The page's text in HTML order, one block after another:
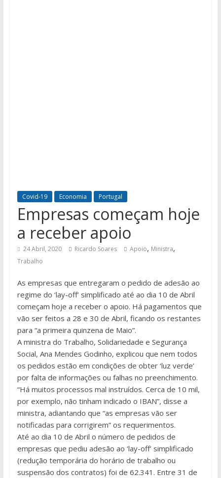
Covid-19 Economia Portugal
Empresas começam hoje
a receber apoio
24 Abril, 2020 Ricardo Soares Apoio, Ministra,
Trabalho
As empresas que entregaram o pedido de adesão ao
regime do ‘lay-off’ simplificado até ao dia 10 de Abril
começam hoje a receber o apoio. Há pagamentos que
vão ser feitos a 28 e 30 de Abril, ficando os restantes
para “a primeira quinzena de Maio”.
A ministra do Trabalho, Solidariedade e Segurança
Social, Ana Mendes Godinho, explicou que nem todos
os pedidos estão em condições de obter ‘luz verde’
por falta de informações ou falhas no preenchimento.
“Há muitos processos mal instruídos. Cerca de 10 mil,
por exemplo, não tinham indicado o IBAN”, disse a
ministra, adiantando que “as empresas vão ser
notificadas para corrigirem” os requerimentos.
Até ao dia 10 de Abril o número de pedidos de
empresas que pediu adesão ao ‘lay-off’ simplificado
(redução temporária do horário de trabalho ou
suspensão dos contratos) foi de 62.341. Entre 31 de